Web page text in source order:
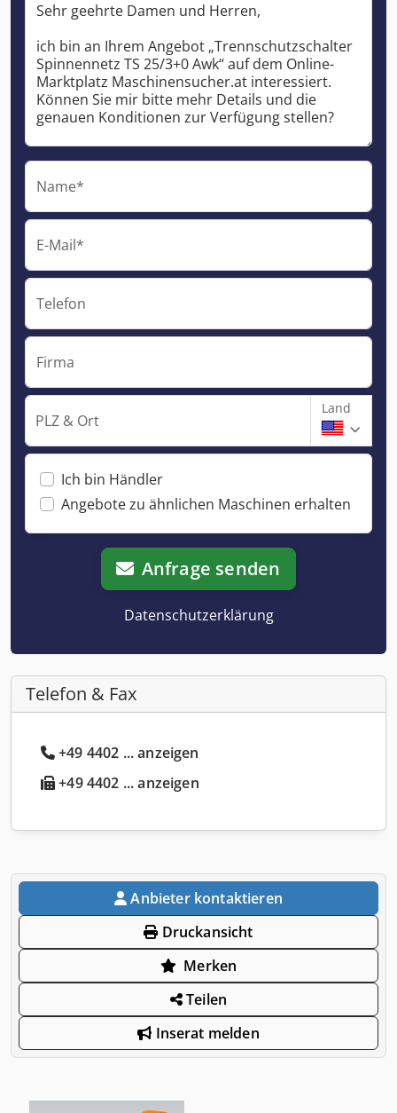
Name*
E-Mail*
Telefon
Firma
PLZ & Ort
Land
Ich bin Händler
Angebote zu ähnlichen Maschinen erhalten
Anfrage senden
Datenschutzerklärung
Telefon & Fax
+49 4402 ... anzeigen
+49 4402 ... anzeigen
Anbieter kontaktieren
Druckansicht
Merken
Teilen
Inserat melden